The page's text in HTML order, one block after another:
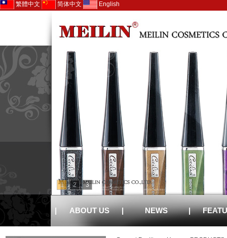
繁體中文 简体中文 English
1 2 3
| ABOUT US | NEWS |